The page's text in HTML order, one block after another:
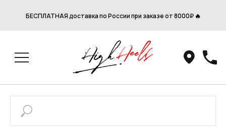
БЕСПЛАТНАЯ доставка по России при заказе от 8000₽ 🔥